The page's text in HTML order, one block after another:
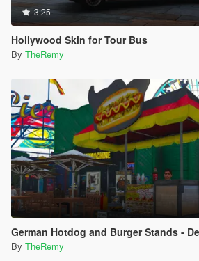
3.25
Hollywood Skin for Tour Bus
By TheRemy
German Hotdog and Burger Stands - Deutsche
By TheRemy